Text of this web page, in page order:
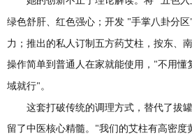
绿色舒肝、红色强心；开发 "手掌八卦分区
力；推出的私人订制五方药艾柱，按东、
操作简单到普通人在家就能使用， "不用懂
域就行"。
这套打破传统的调理方式，替代了拔
留了中医核心精髓。 "我们的艾柱有高密度